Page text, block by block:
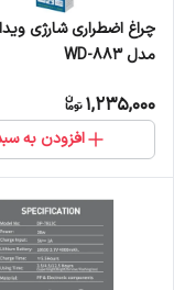
چراغ اضطراری شارژی
مدل WD-883
1,235,000
افزودن به